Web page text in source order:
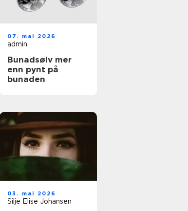
07. mai 2026
admin
Bunadsølv mer
enn pynt på
bunaden
03. mai 2026
Silje Elise Johansen